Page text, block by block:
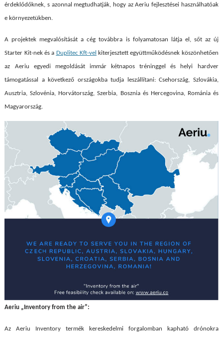
érdeklődőknek, s azonnal megtudhatják, hogy az Aeriu fejlesztései használhatóak
e környezetükben.
A projektek megvalósítását a cég továbbra is folyamatosan látja el, sőt az új
Starter Kit-nek és a Duplitec Kft-vel kiterjesztett együttműködésnek köszönhetően
az Aeriu egyedi megoldását immár kétnapos tréninggel és helyi hardver
támogatással a következő országokba tudja leszállítani: Csehország, Szlovákia,
Ausztria, Szlovénia, Horvátország, Szerbia, Bosznia és Hercegovina, Románia és
Magyarország.
Aeriu „Inventory from the air”:
Az Aeriu Inventory termék kereskedelmi forgalomban kapható drónokra